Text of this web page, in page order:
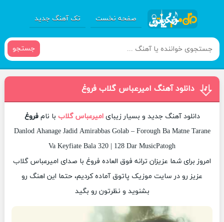
صفحه نخست تک آهنگ جدید
جستجو
دانلود آهنگ امیرعباس گلاب فروغ
دانلود آهنگ جدید و بسیار زیبایامیرعباس گلاب با نامفروغ
Danlod Ahanage Jadid Amirabbas Golab – Forough Ba Matne Tarane
Va Keyfiate Bala 320 | 128 Dar MusicPatogh
امروز برای شما عزیزان ترانه فوق العاده فروغ با صدای امیرعباس گلاب
عزیز رو در سایت موزیک پاتوق آماده کردیم، حتما این اهنگ رو
بشنوید و نظرتون رو بگید